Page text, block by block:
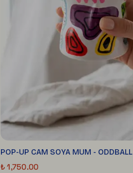
POP-UP CAM SOYA MUM - ODDBALL
₺ 1,750.00